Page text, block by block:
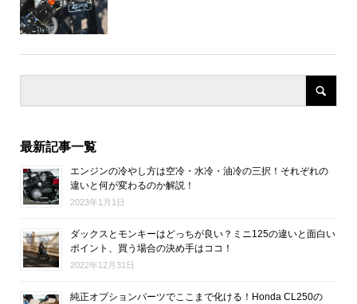
最新記事一覧
エンジンの冷やし方は空冷・水冷・油冷の三択！それぞれの
違いと何が変わるのか解説！
2023年1月1日
ダックスとモンキーはどっちが良い？ミニ125の違いと面白い
ポイント、買う場合の決め手はココ！
2022年12月31日
純正オプションパーツでここまで化ける！Honda CL250の